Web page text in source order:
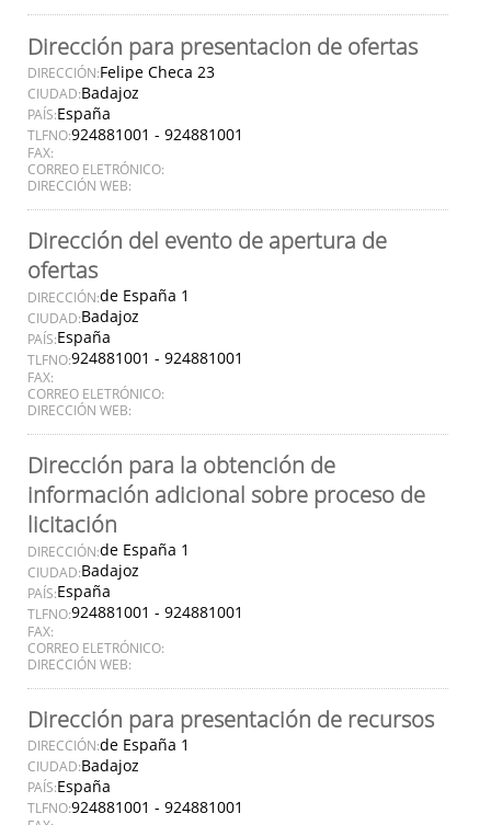
Dirección para presentacion de ofertas
DIRECCIÓN:Felipe Checa 23
CIUDAD:Badajoz
PAÍS:España
TLFNO:924881001 - 924881001
FAX:
CORREO ELETRÓNICO:
DIRECCIÓN WEB:
Dirección del evento de apertura de
ofertas
DIRECCIÓN:de España 1
CIUDAD:Badajoz
PAÍS:España
TLFNO:924881001 - 924881001
FAX:
CORREO ELETRÓNICO:
DIRECCIÓN WEB:
Dirección para la obtención de
información adicional sobre proceso de
licitación
DIRECCIÓN:de España 1
CIUDAD:Badajoz
PAÍS:España
TLFNO:924881001 - 924881001
FAX:
CORREO ELETRÓNICO:
DIRECCIÓN WEB:
Dirección para presentación de recursos
DIRECCIÓN:de España 1
CIUDAD:Badajoz
PAÍS:España
TLFNO:924881001 - 924881001